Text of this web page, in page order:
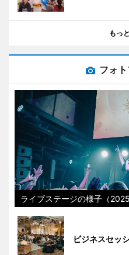
もっ
フォ
ライブステージの様子（2025
ビジネスセッ